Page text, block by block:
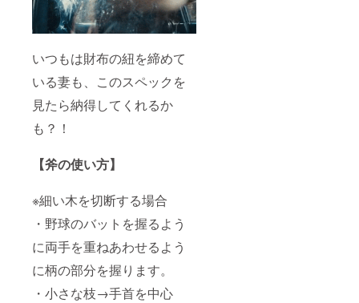
いつもは財布の紐を締めて
いる妻も、このスペックを
見たら納得してくれるか
も？！
【斧の使い方】
※細い木を切断する場合
・野球のバットを握るよう
に両手を重ねあわせるよう
に柄の部分を握ります。
・小さな枝→手首を中心